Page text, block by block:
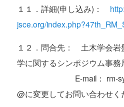
１１．詳細(申し込み)：
jsce.org/
１２．問合先： 土木学会
学に関するシンポジウム事務
E-mail： rm-
@に変更してお問い合わせく